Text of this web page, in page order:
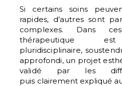
Si certains soins
rapides, d’autressont
complexes. Dans
thérapeutique est
pluridisciplinaire,
approfondi, un projet
validé par les
puis clairement expliqué